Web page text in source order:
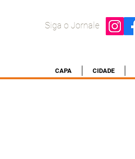
Siga o Jornale
CAPA CIDADE